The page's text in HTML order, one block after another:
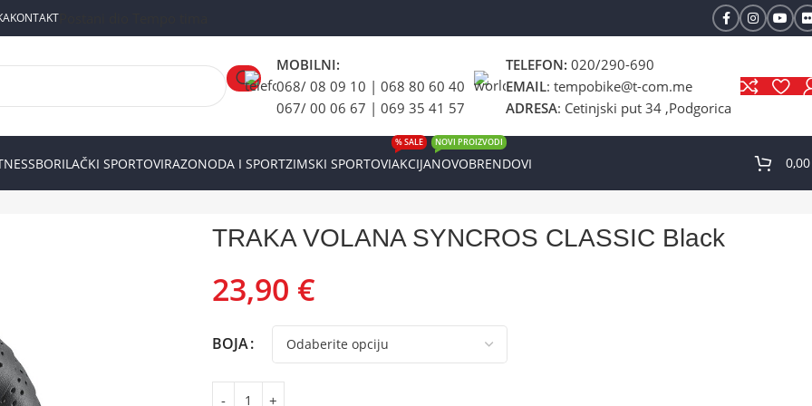
KONTAKT
MOBILNI:
068/ 08 09 10 | 068 80 60 40
067/ 00 06 67 | 069 35 41 57
TELEFON: 020/290-690
EMAIL: tempobike@t-com.me
ADRESA: Cetinjski put 34 ,Podgorica
BORILAČKI SPORTOVIRAZONODA I SPORTZIMSKI SPORTOVIAKCIJA
% SALE
NOVO
NOVI PROIZVODI
BRENDOVI
TRAKA VOLANA SYNCROS CLASSIC Black
23,90 €
BOJA